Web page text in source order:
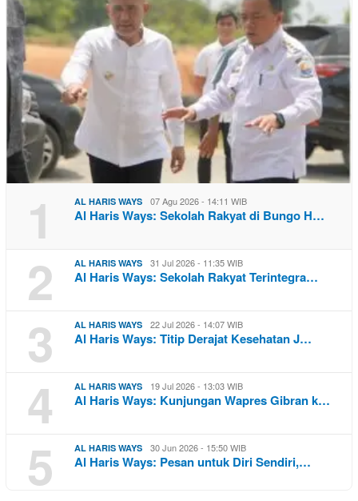
1 AL HARIS WAYS 07 Agu 2026 - 14:11 WIB
Al Haris Ways: Sekolah Rakyat di Bungo H…
2 AL HARIS WAYS 31 Jul 2026 - 11:35 WIB
Al Haris Ways: Sekolah Rakyat Terintegra…
3 AL HARIS WAYS 22 Jul 2026 - 14:07 WIB
Al Haris Ways: Titip Derajat Kesehatan J…
4 AL HARIS WAYS 19 Jul 2026 - 13:03 WIB
Al Haris Ways: Kunjungan Wapres Gibran k…
5 AL HARIS WAYS 30 Jun 2026 - 15:50 WIB
Al Haris Ways: Pesan untuk Diri Sendiri,…